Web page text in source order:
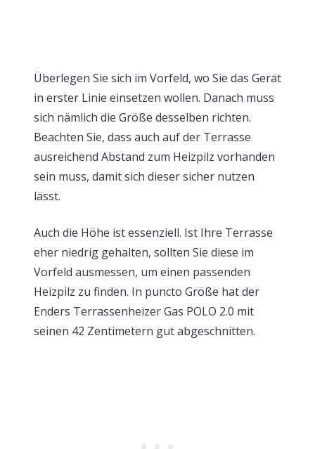
Überlegen Sie sich im Vorfeld, wo Sie das Gerät
in erster Linie einsetzen wollen. Danach muss
sich nämlich die Größe desselben richten.
Beachten Sie, dass auch auf der Terrasse
ausreichend Abstand zum Heizpilz vorhanden
sein muss, damit sich dieser sicher nutzen
lässt.
Auch die Höhe ist essenziell. Ist Ihre Terrasse
eher niedrig gehalten, sollten Sie diese im
Vorfeld ausmessen, um einen passenden
Heizpilz zu finden. In puncto Größe hat der
Enders Terrassenheizer Gas POLO 2.0 mit
seinen 42 Zentimetern gut abgeschnitten.